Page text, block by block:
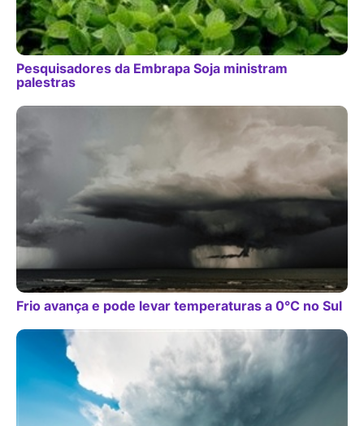
Pesquisadores da Embrapa Soja ministram
palestras
Frio avança e pode levar temperaturas a 0°C no Sul